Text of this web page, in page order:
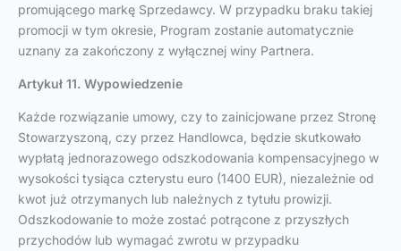
promującego markę Sprzedawcy. W przypadku braku takiej
promocji w tym okresie, Program zostanie automatycznie
uznany za zakończony z wyłącznej winy Partnera.
Artykuł 11. Wypowiedzenie
Każde rozwiązanie umowy, czy to zainicjowane przez Stronę
Stowarzyszoną, czy przez Handlowca, będzie skutkowało
wypłatą jednorazowego odszkodowania kompensacyjnego w
wysokości tysiąca czterystu euro (1400 EUR), niezależnie od
kwot już otrzymanych lub należnych z tytułu prowizji.
Odszkodowanie to może zostać potrącone z przyszłych
przychodów lub wymagać zwrotu w przypadku